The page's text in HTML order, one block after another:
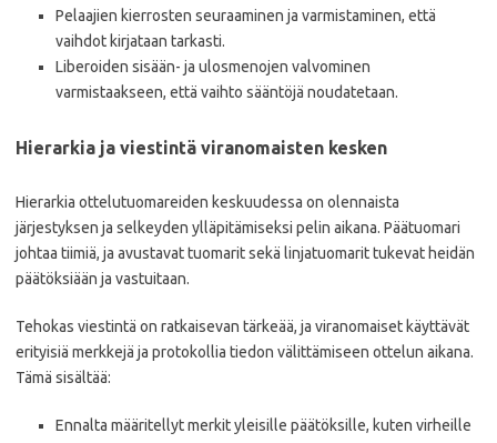
Pelaajien kierrosten seuraaminen ja varmistaminen, että
vaihdot kirjataan tarkasti.
Liberoiden sisään- ja ulosmenojen valvominen
varmistaakseen, että vaihto sääntöjä noudatetaan.
Hierarkia ja viestintä viranomaisten kesken
Hierarkia ottelutuomareiden keskuudessa on olennaista
järjestyksen ja selkeyden ylläpitämiseksi pelin aikana. Päätuomari
johtaa tiimiä, ja avustavat tuomarit sekä linjatuomarit tukevat heidän
päätöksiään ja vastuitaan.
Tehokas viestintä on ratkaisevan tärkeää, ja viranomaiset käyttävät
erityisiä merkkejä ja protokollia tiedon välittämiseen ottelun aikana.
Tämä sisältää:
Ennalta määritellyt merkit yleisille päätöksille, kuten virheille